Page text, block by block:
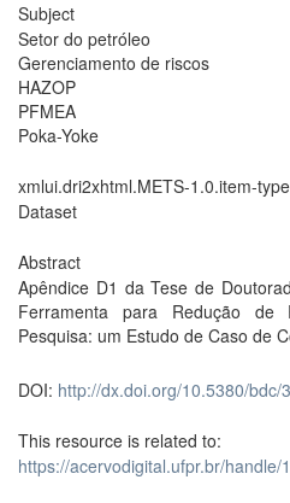
Subject
Setor do petróleo
Gerenciamento de riscos
HAZOP
PFMEA
Poka-Yoke
xmlui.dri2xhtml.METS-1.0.item-type
Dataset
Abstract
Apêndice D1 da Tese de
Ferramenta para Redução de
Pesquisa: um Estudo de Caso de
DOI: http://dx.doi.org/10.5380/bdc/
This resource is related to:
https://acervodigital.ufpr.br/handle/